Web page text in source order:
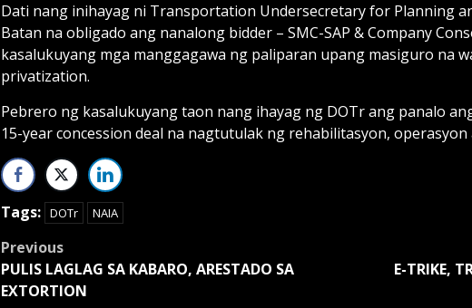
Dati nang inihayag ni Transportation Undersecretary for Planning
Batan na obligado ang nanalong bidder – SMC-SAP & Company
kasalukuyang mga manggagawa ng paliparan upang masiguro na
privatization.
Pebrero ng kasalukuyang taon nang ihayag ng DOTr ang panalo
15-year concession deal na nagtutulak ng rehabilitasyon, operasyon
Tags: DOTr NAIA
Post
navigation
Previous
PULIS LAGLAG SA KABARO, ARESTADO SA
EXTORTION
E-TRIKE,